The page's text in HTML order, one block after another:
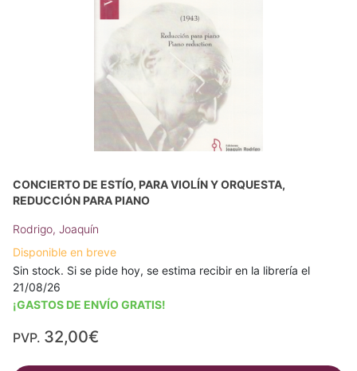
CONCIERTO DE ESTÍO, PARA VIOLÍN Y ORQUESTA,
REDUCCIÓN PARA PIANO
Rodrigo, Joaquín
Disponible en breve
Sin stock. Si se pide hoy, se estima recibir en la librería el
21/08/26
¡GASTOS DE ENVÍO GRATIS!
PVP. 32,00€